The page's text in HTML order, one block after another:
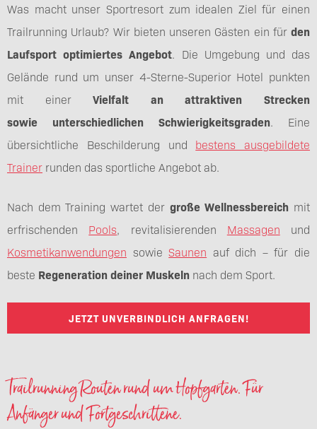
Was macht unser Sportresort zum idealen Ziel für einen
Trailrunning Urlaub? Wir bieten unseren Gästen ein für den
Laufsport optimiertes Angebot. Die Umgebung und das
Gelände rund um unser 4-Sterne-Superior Hotel punkten
mit einerVielfalt an attraktiven Strecken
sowie
unterschiedlichen Schwierigkeitsgraden. Eine
übersichtliche Beschilderung und bestens ausgebildete
Trainer runden das sportliche Angebot ab.
Nach dem Training wartet der große Wellnessbereich mit
erfrischenden Pools, revitalisierenden Massagen und
Kosmetikanwendungen sowieSaunen auf dich – für die
beste Regeneration deiner Muskeln nach dem Sport.
JETZT UNVERBINDLICH ANFRAGEN!
Trailrunning Routen rund um Hopfgarten. Für
Anfänger und Fortgeschrittene.